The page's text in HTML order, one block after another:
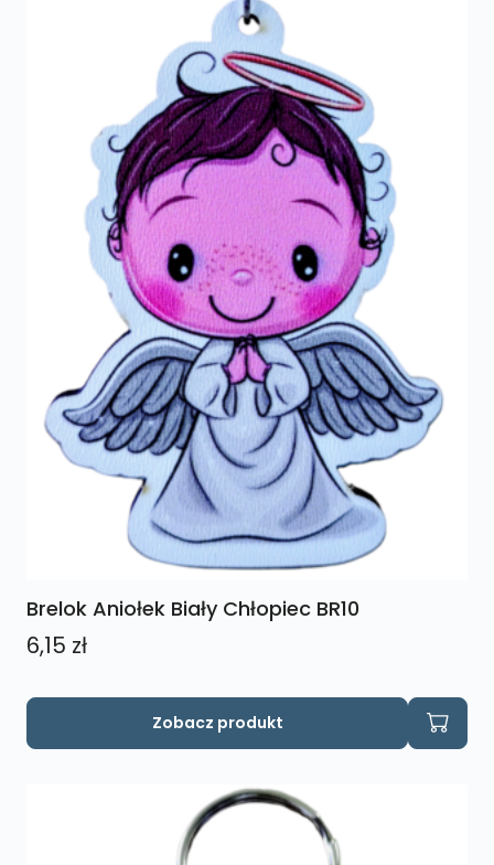
Brelok Aniołek Biały Chłopiec BR10
6,15 zł
Zobacz produkt